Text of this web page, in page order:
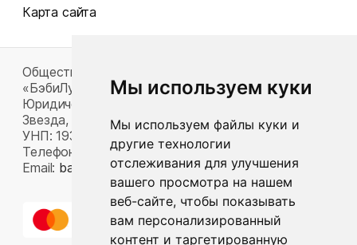
Мы используем куки
Мы используем файлы куки и
другие технологии
отслеживания для улучшения
вашего просмотра на нашем
веб-сайте, чтобы показывать
вам персонализированный
контент и таргетированную
Карта сайта
Общество с ограниченной ответственностью
«БэбиЛук»
Юридический адрес: 220117, г. Минск, пр-т Газеты
Звезда, д. 16, пом. 52
УНП: 193815124
Телефон:
+375 33 392 66 63
Email: babylook.gm@gmail.com .